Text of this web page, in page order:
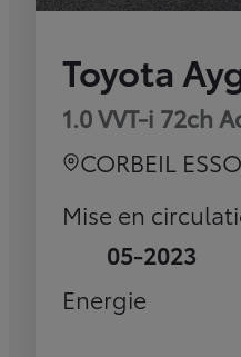
Toyota
1.0 VVT-i 72ch
CORBEIL
Mise en
05-2023
Energie